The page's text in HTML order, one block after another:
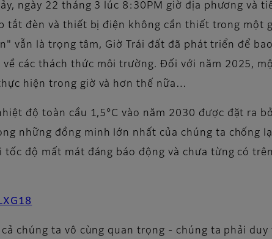
ngày 22 tháng 3 lúc 8:30PM giờ địa phương và
tắt đèn và thiết bị điện không cần thiết trong một
vẫn là trọng tâm, Giờ Trái đất đã phát triển để
các thách thức môi trường. Đối với năm 2025,
hiện trong giờ và hơn thế nữa…
độ toàn cầu 1,5°C vào năm 2030 được đặt ra
những đồng minh lớn nhất của chúng ta chống
độ mất mát đáng báo động và chưa từng có
chúng ta vô cùng quan trọng - chúng ta phải